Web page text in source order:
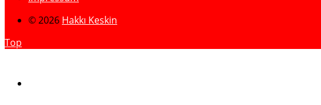
© 2026 Hakkı Keskin
Top